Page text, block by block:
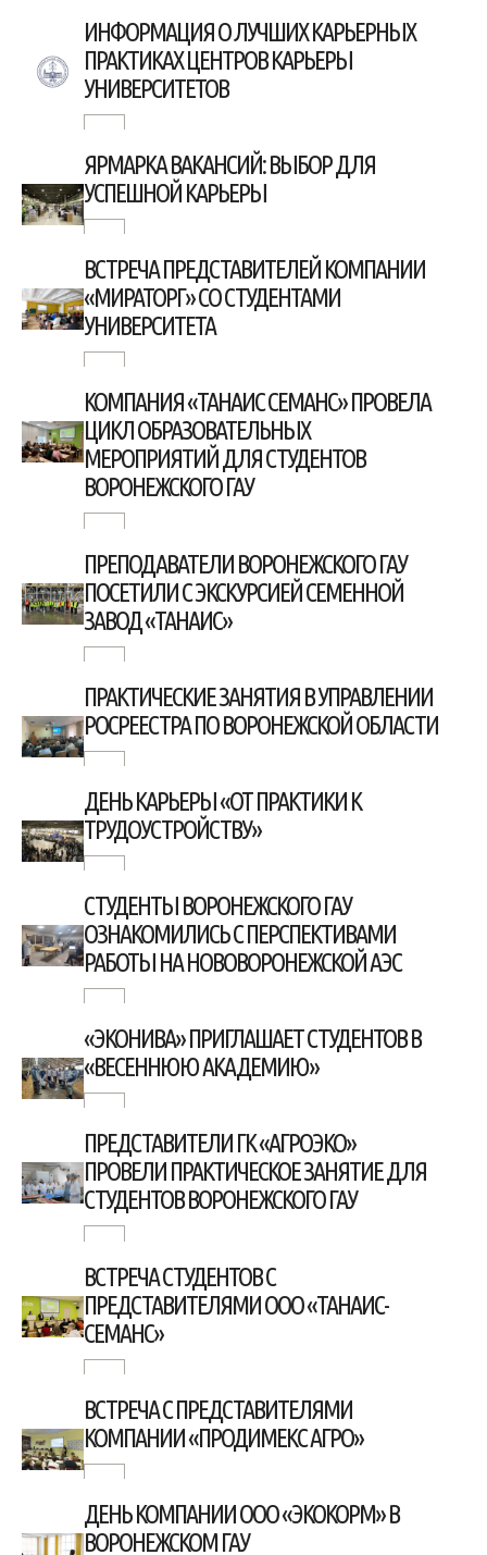
ИНФОРМАЦИЯ О ЛУЧШИХ КАРЬЕРНЫХ
ПРАКТИКАХ ЦЕНТРОВ КАРЬЕРЫ
УНИВЕРСИТЕТОВ
ЯРМАРКА ВАКАНСИЙ: ВЫБОР ДЛЯ
УСПЕШНОЙ КАРЬЕРЫ
ВСТРЕЧА ПРЕДСТАВИТЕЛЕЙ КОМПАНИИ
«МИРАТОРГ» СО СТУДЕНТАМИ
УНИВЕРСИТЕТА
КОМПАНИЯ «ТАНАИС СЕМАНС» ПРОВЕЛА
ЦИКЛ ОБРАЗОВАТЕЛЬНЫХ
МЕРОПРИЯТИЙ ДЛЯ СТУДЕНТОВ
ВОРОНЕЖСКОГО ГАУ
ПРЕПОДАВАТЕЛИ ВОРОНЕЖСКОГО ГАУ
ПОСЕТИЛИ С ЭКСКУРСИЕЙ СЕМЕННОЙ
ЗАВОД «ТАНАИС»
ПРАКТИЧЕСКИЕ ЗАНЯТИЯ В УПРАВЛЕНИИ
РОСРЕЕСТРА ПО ВОРОНЕЖСКОЙ ОБЛАСТИ
ДЕНЬ КАРЬЕРЫ «ОТ ПРАКТИКИ К
ТРУДОУСТРОЙСТВУ»
СТУДЕНТЫ ВОРОНЕЖСКОГО ГАУ
ОЗНАКОМИЛИСЬ С ПЕРСПЕКТИВАМИ
РАБОТЫ НА НОВОВОРОНЕЖСКОЙ АЭС
«ЭКОНИВА» ПРИГЛАШАЕТ СТУДЕНТОВ В
«ВЕСЕННЮЮ АКАДЕМИЮ»
ПРЕДСТАВИТЕЛИ ГК «АГРОЭКО»
ПРОВЕЛИ ПРАКТИЧЕСКОЕ ЗАНЯТИЕ ДЛЯ
СТУДЕНТОВ ВОРОНЕЖСКОГО ГАУ
ВСТРЕЧА СТУДЕНТОВ С
ПРЕДСТАВИТЕЛЯМИ ООО «ТАНАИС-
СЕМАНС»
ВСТРЕЧА С ПРЕДСТАВИТЕЛЯМИ
КОМПАНИИ «ПРОДИМЕКC АГРО»
ДЕНЬ КОМПАНИИ ООО «ЭКОКОРМ» В
ВОРОНЕЖСКОМ ГАУ